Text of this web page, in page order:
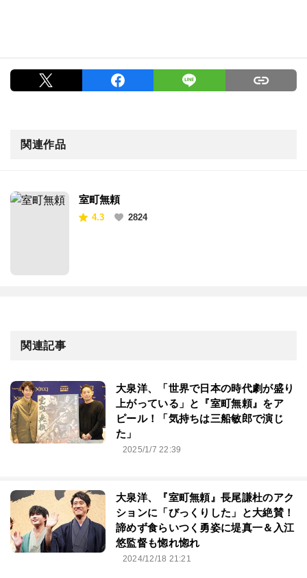
関連作品
室町無頼
4.3 2824
関連記事
大泉洋、「世界で日本の時代劇が盛り
上がっている」と『室町無頼』をア
ピール！「気持ちは三船敏郎で演じ
た」
2025/1/7 22:39
大泉洋、『室町無頼』長尾謙杜のアク
ションに「びっくりした」と大絶賛！
諦めず食らいつく勇姿に堤真一＆入江
悠監督も惚れ惚れ
2024/12/18 21:21